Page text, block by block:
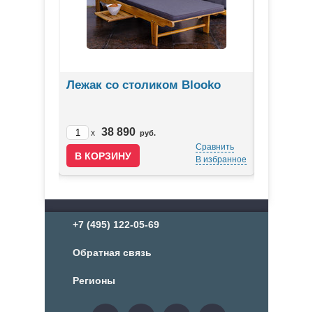
Лежак со столиком Blooko
x 38 890 руб.
Сравнить
В избранное
+7 (495) 122-05-69
Обратная связь
Регионы